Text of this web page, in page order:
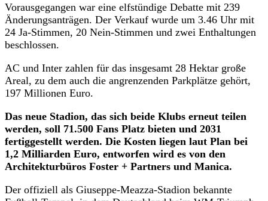
Vorausgegangen war eine elfstündige Debatte mit 239
Änderungsanträgen. Der Verkauf wurde um 3.46 Uhr mit
24 Ja-Stimmen, 20 Nein-Stimmen und zwei Enthaltungen
beschlossen.
AC und Inter zahlen für das insgesamt 28 Hektar große
Areal, zu dem auch die angrenzenden Parkplätze gehört,
197 Millionen Euro.
Das neue Stadion, das sich beide Klubs erneut teilen
werden, soll 71.500 Fans Platz bieten und 2031
fertiggestellt werden. Die Kosten liegen laut Plan bei
1,2 Milliarden Euro, entworfen wird es von den
Architekturbüros Foster + Partners und Manica.
Der offiziell als Giuseppe-Meazza-Stadion bekannte